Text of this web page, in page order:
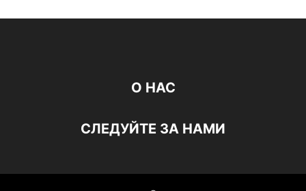
О НАС
СЛЕДУЙТЕ ЗА НАМИ